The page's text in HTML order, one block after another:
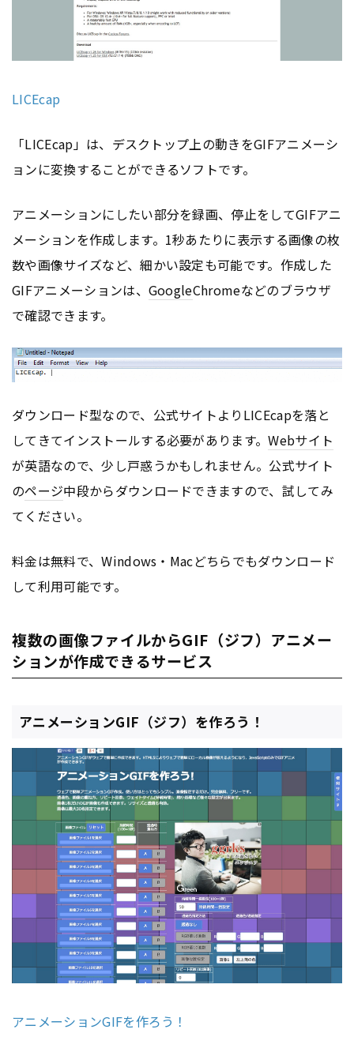
LICEcap
「LICEcap」は、デスクトップ上の動きをGIFアニメーシ
ョンに変換することができるソフトです。
アニメーションにしたい部分を録画、停止をしてGIFアニ
メーションを作成します。1秒あたりに表示する画像の枚
数や画像サイズなど、細かい設定も可能です。作成した
GIFアニメーションは、 GoogleChromeなどのブラウザ
で確認できます。
ダウンロード型なので、公式サイトよりLICEcapを落と
してきてインストールする必要があります。Webサイト
が英語なので、少し戸惑うかもしれません。公式サイト
のページ中段からダウンロードできますので、試してみ
てください。
料金は無料で、Windows・Macどちらでもダウンロード
して利用可能です。
複数の画像ファイルからGIF（ジフ）アニメー
ションが作成できるサービス
アニメーションGIF（ジフ）を作ろう！
アニメーションGIFを作ろう！